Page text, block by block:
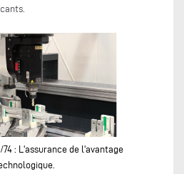
: L'assurance de l'avantage